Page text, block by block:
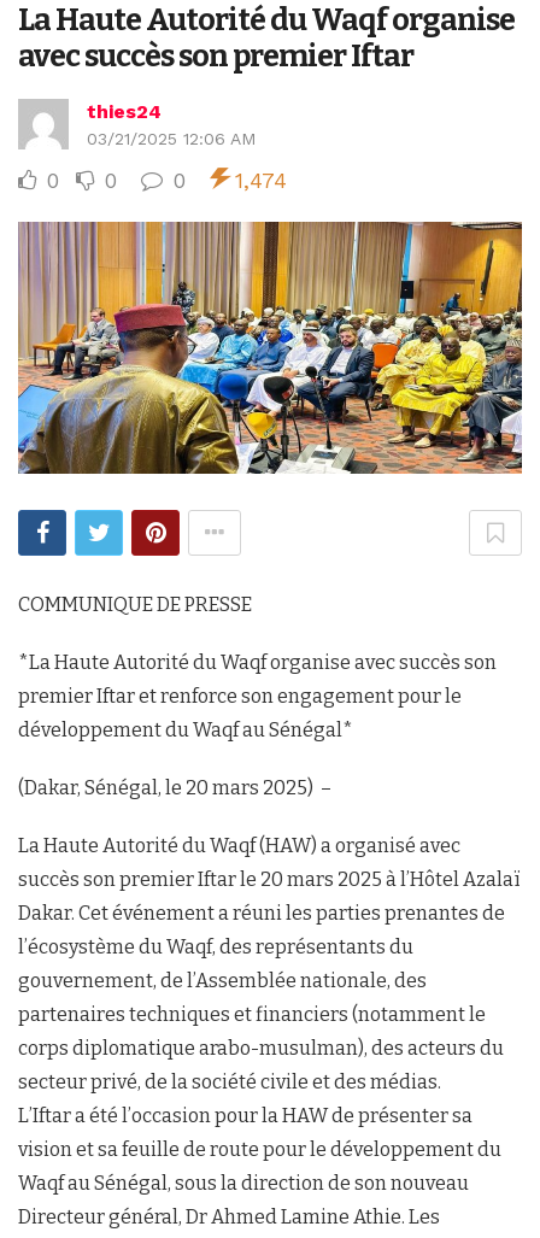
La Haute Autorité du Waqf organise
avec succès son premier Iftar
thies24
03/21/2025 12:06 AM
0 0 0 1,474
COMMUNIQUE DE PRESSE
*La Haute Autorité du Waqf organise avec succès son
premier Iftar et renforce son engagement pour le
développement du Waqf au Sénégal*
(Dakar, Sénégal, le 20 mars 2025) –
La Haute Autorité du Waqf (HAW) a organisé avec
succès son premier Iftar le 20 mars 2025 à l’Hôtel Azalaï
Dakar. Cet événement a réuni les parties prenantes de
l’écosystème du Waqf, des représentants du
gouvernement, de l’Assemblée nationale, des
partenaires techniques et financiers (notamment le
corps diplomatique arabo-musulman), des acteurs du
secteur privé, de la société civile et des médias.
L’Iftar a été l’occasion pour la HAW de présenter sa
vision et sa feuille de route pour le développement du
Waqf au Sénégal, sous la direction de son nouveau
Directeur général, Dr Ahmed Lamine Athie. Les